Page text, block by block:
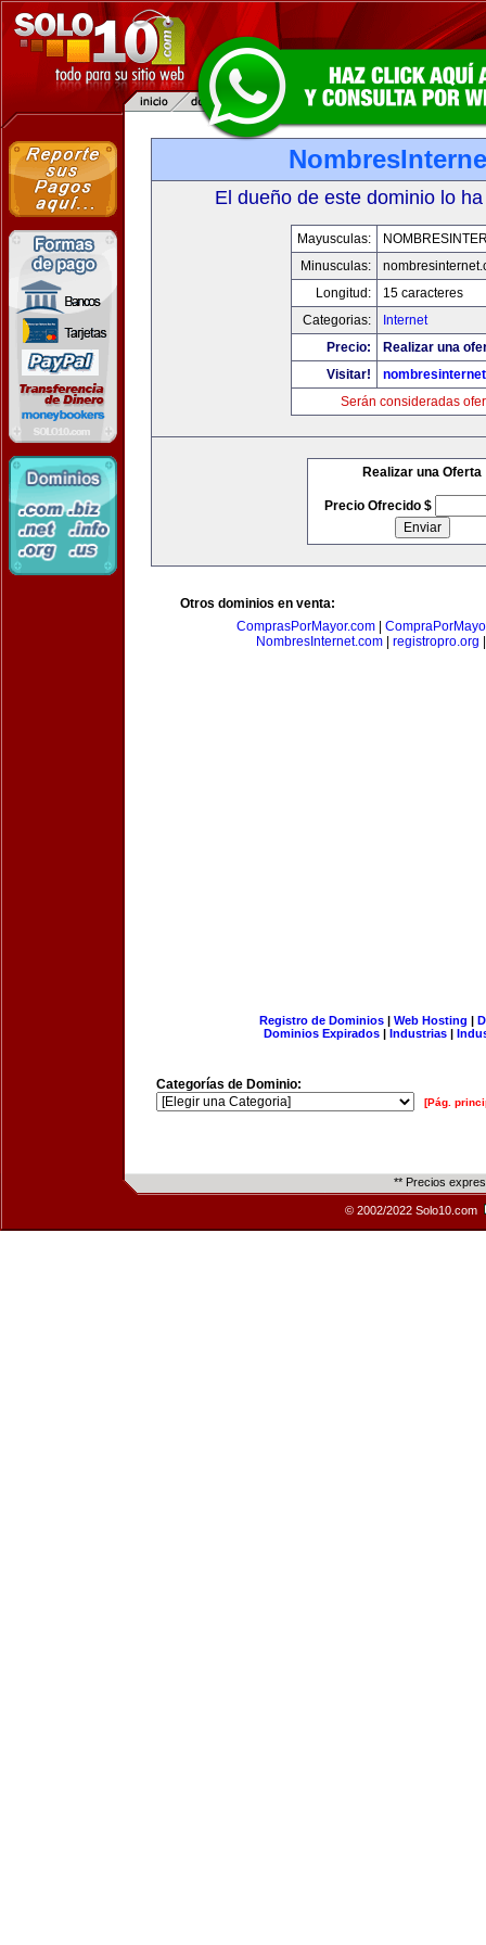
El dueño de este dominio lo
Mayusculas:
Minusculas:
Longitud:
15 caracteres
Categorias:
Internet
Precio:
Realizar una
Visitar!
Serán consideradas
Realizar una Oferta
Precio Ofrecido $
Otros dominios en venta:
ComprasPorMayor.com
NombresInternet.com
registropro.org
Registro de Dominios| Web Hosting |
Dominios Expirados | Industrias |
Categorías de Dominio:
[Pág.
** Precios
© 2002/2022 Solo10.com